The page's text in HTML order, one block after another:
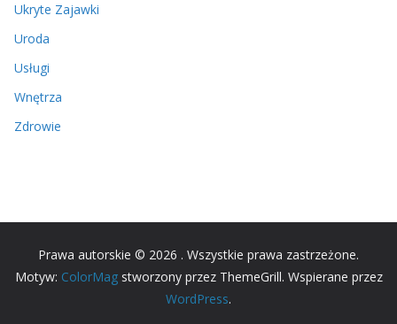
Ukryte Zajawki
Uroda
Usługi
Wnętrza
Zdrowie
Prawa autorskie © 2026 . Wszystkie prawa zastrzeżone.
Motyw: ColorMagstworzony przez ThemeGrill. Wspierane przez
WordPress.